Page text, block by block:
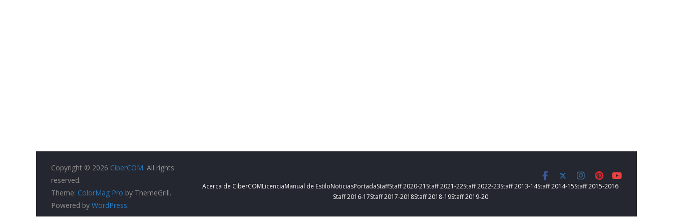
Acerca de CiberCOMLicenciaManual de EstiloNoticiasPortadaStaffStaff 2020-21 Staff 2021-22Staff 2022-23Staff 2013-14Staff 2014-15Staff 2015-2016
Staff 2016-17Staff 2017-2018Staff 2018-19Staff 2019-20
Copyright © 2026 CiberCOM. All rights
reserved.
Theme: ColorMag Pro by ThemeGrill.
Powered by WordPress.